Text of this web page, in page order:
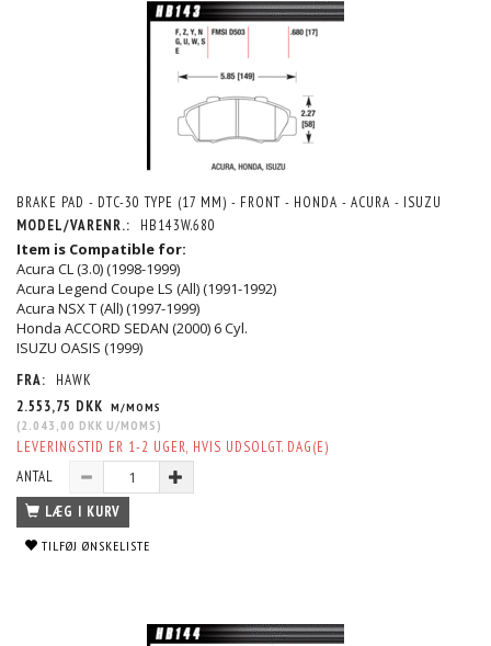
BRAKE PAD - DTC-30 TYPE (17 MM) - FRONT - HONDA - ACURA - ISUZU
MODEL/VARENR.:
HB143W.680
Item is Compatible for:
Acura CL (3.0) (1998-1999)
Acura Legend Coupe LS (All) (1991-1992)
Acura NSX T (All) (1997-1999)
Honda ACCORD SEDAN (2000) 6 Cyl.
ISUZU OASIS (1999)
FRA:
HAWK
2.553,75 DKK M/MOMS
(2.043,00 DKK U/MOMS )
LEVERINGSTID ER 1-2 UGER, HVIS UDSOLGT. DAG(E)
ANTAL
LÆG I KURV
TILFØJ ØNSKELISTE